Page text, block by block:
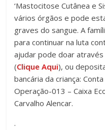
‘Mastocitose Cutânea e
vários órgãos e pode
graves do sangue. A
para continuar na luta
ajudar pode doar
(Clique Aqui), ou
bancária da criança:
Operação-013 – Caixa
Carvalho Alencar.
.